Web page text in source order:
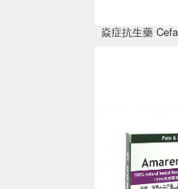
焱症抗生藥